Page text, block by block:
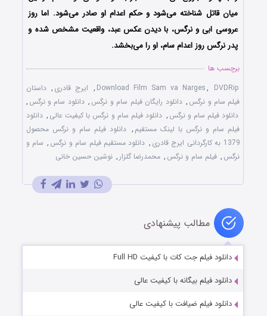
میان قاتل شناخته می‌شود و حکم اعدام او صادر می‌شود. اما روز
عروسی ابی و نرگس، با دیدن عکس عبد، واقعیت مشخص شده و
پدر نرگس روز اعدام سام، او را می‌بخشد.
برچسب ها
Download Film Sam va Narges, DVDRip
, ایرج قادری , داستان
فیلم سام و نرگس , دانلود رایگان فیلم سام و نرگس , دانلود سام و نرگس ,
دانلود فیلم سام و نرگس , دانلود فیلم سام و نرگس با کیفیت عالی , دانلود
فیلم سام و نرگس با لینک مستقیم , دانلود فیلم سام و نرگس محصول
1379 به کارگردانی ایرج قادری
, دانلود مستقیم فیلم سام و نرگس , سام و
نرگس , فیلم سام و نرگس , محمدرضا گلزار , نوشین حسین خانی
مطالب پیشنهادی
دانلود فیلم جت کات با کیفیت Full HD
دانلود فیلم بیگانه با کیفیت عالی
دانلود فیلم ضیافت با کیفیت عالی